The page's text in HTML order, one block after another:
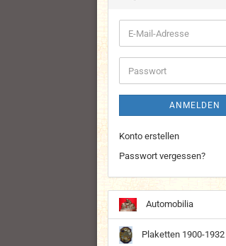
E-
Mail-
Adresse
Passwort
ANMELDEN
Konto erstellen
Passwort vergessen?
Automobilia
Plaketten 1900-1932